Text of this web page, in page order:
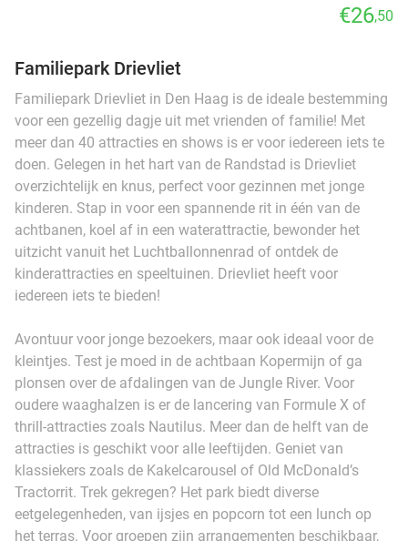
€26,50
Familiepark Drievliet
Familiepark Drievliet in Den Haag is de ideale bestemming
voor een gezellig dagje uit met vrienden of familie! Met
meer dan 40 attracties en shows is er voor iedereen iets te
doen. Gelegen in het hart van de Randstad is Drievliet
overzichtelijk en knus, perfect voor gezinnen met jonge
kinderen. Stap in voor een spannende rit in één van de
achtbanen, koel af in een waterattractie, bewonder het
uitzicht vanuit het Luchtballonnenrad of ontdek de
kinderattracties en speeltuinen. Drievliet heeft voor
iedereen iets te bieden!
Avontuur voor jonge bezoekers, maar ook ideaal voor de
kleintjes. Test je moed in de achtbaan Kopermijn of ga
plonsen over de afdalingen van de Jungle River. Voor
oudere waaghalzen is er de lancering van Formule X of
thrill-attracties zoals Nautilus. Meer dan de helft van de
attracties is geschikt voor alle leeftijden. Geniet van
klassiekers zoals de Kakelcarousel of Old McDonald’s
Tractorrit. Trek gekregen? Het park biedt diverse
eetgelegenheden, van ijsjes en popcorn tot een lunch op
het terras. Voor groepen zijn arrangementen beschikbaar,